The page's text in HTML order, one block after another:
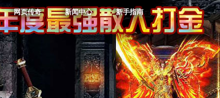
网页传奇 新闻中心 新手指南